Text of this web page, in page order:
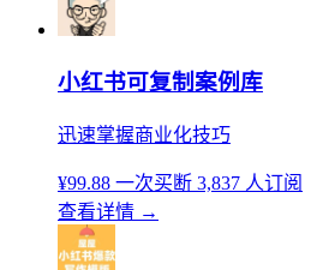
小红书可复制案例库
迅速掌握商业化技巧
¥99.88 一次买断 3,837 人订阅
查看详情 →